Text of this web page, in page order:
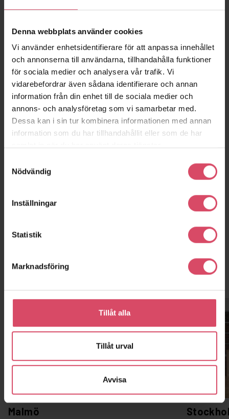
Denna webbplats använder cookies
Vi använder enhetsidentifierare för att anpassa innehållet
och annonserna till användarna, tillhandahålla funktioner
för sociala medier och analysera vår trafik. Vi
vidarebefordrar även sådana identifierare och annan
information från din enhet till de sociala medier och
annons- och analysföretag som vi samarbetar med.
Dessa kan i sin tur kombinera informationen med annan
information som du har tillhandahållit eller som de har
Nödvändig
Inställningar
Statistik
Marknadsföring
Tillåt alla
Tillåt urval
Avvisa
Brf Örnen
Malmö